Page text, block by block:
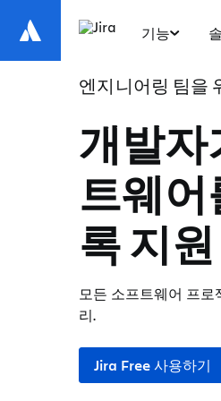
기능
엔지니어링 팀을
개발자
트웨어
록 지원
모든 소프트웨어 프
리.
Jira Free 사용하기